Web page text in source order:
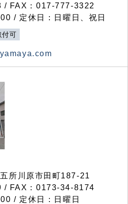
/ FAX：017-777-3322
/ 定休日：日曜日、祝日
付可
所川原市田町187-21
/ FAX：0173-34-8174
/ 定休日：日曜日